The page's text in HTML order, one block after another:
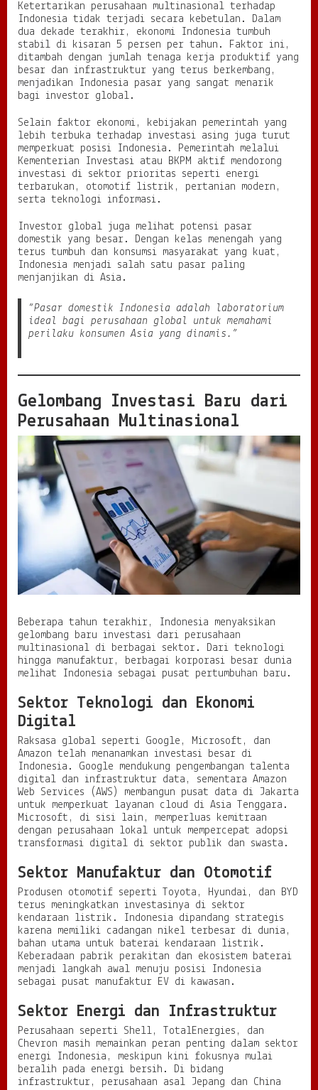
o
m
i
N
a
s
i
a
l
Ketertarikan perusahaan multinasional terhadap
Indonesia tidak terjadi secara kebetulan. Dalam
dua dekade terakhir, ekonomi Indonesia tumbuh
stabil di kisaran 5 persen per tahun. Faktor ini,
ditambah dengan jumlah tenaga kerja produktif yang
besar dan infrastruktur yang terus berkembang,
menjadikan Indonesia pasar yang sangat menarik
bagi investor global.
Selain faktor ekonomi, kebijakan pemerintah yang
lebih terbuka terhadap investasi asing juga turut
memperkuat posisi Indonesia. Pemerintah melalui
Kementerian Investasi atau BKPM aktif mendorong
investasi di sektor prioritas seperti energi
terbarukan, otomotif listrik, pertanian modern,
serta teknologi informasi.
Investor global juga melihat potensi pasar
domestik yang besar. Dengan kelas menengah yang
terus tumbuh dan konsumsi masyarakat yang kuat,
Indonesia menjadi salah satu pasar paling
menjanjikan di Asia.
“Pasar domestik Indonesia adalah laboratorium
ideal bagi perusahaan global untuk memahami
perilaku konsumen Asia yang dinamis.”
Gelombang Investasi Baru dari
Perusahaan Multinasional
Beberapa tahun terakhir, Indonesia menyaksikan
gelombang baru investasi dari perusahaan
multinasional di berbagai sektor. Dari teknologi
hingga manufaktur, berbagai korporasi besar dunia
melihat Indonesia sebagai pusat pertumbuhan baru.
Sektor Teknologi dan Ekonomi
Digital
Raksasa global seperti Google, Microsoft, dan
Amazon telah menanamkan investasi besar di
Indonesia. Google mendukung pengembangan talenta
digital dan infrastruktur data, sementara Amazon
Web Services (AWS) membangun pusat data di Jakarta
untuk memperkuat layanan cloud di Asia Tenggara.
Microsoft, di sisi lain, memperluas kemitraan
dengan perusahaan lokal untuk mempercepat adopsi
transformasi digital di sektor publik dan swasta.
Sektor Manufaktur dan Otomotif
Produsen otomotif seperti Toyota, Hyundai, dan BYD
terus meningkatkan investasinya di sektor
kendaraan listrik. Indonesia dipandang strategis
karena memiliki cadangan nikel terbesar di dunia,
bahan utama untuk baterai kendaraan listrik.
Keberadaan pabrik perakitan dan ekosistem baterai
menjadi langkah awal menuju posisi Indonesia
sebagai pusat manufaktur EV di kawasan.
Sektor Energi dan Infrastruktur
Perusahaan seperti Shell, TotalEnergies, dan
Chevron masih memainkan peran penting dalam sektor
energi Indonesia, meskipun kini fokusnya mulai
beralih pada energi bersih. Di bidang
infrastruktur, perusahaan asal Jepang dan China